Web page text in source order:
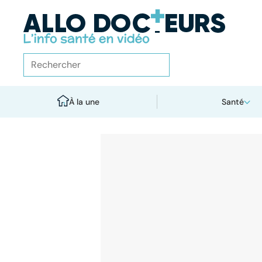
À la une Santé